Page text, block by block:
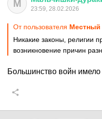
М 23:59, 28.02.2026
От пользователя Местный
Никакие законы, религии
возникновение причин
Большинство войн имело